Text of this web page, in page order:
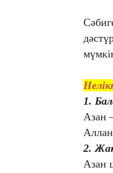
1.
Азан
2.
Азан